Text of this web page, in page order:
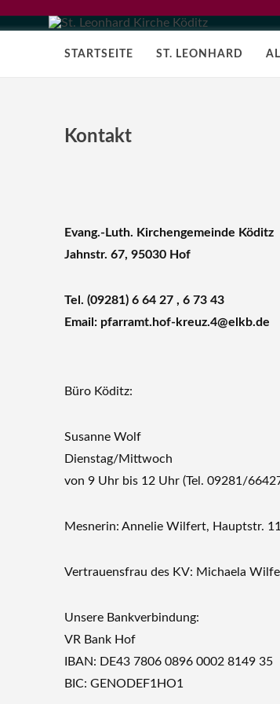
STARTSEITE ST. LEONHARD
Kontakt
Evang.-Luth. Kirchengemeinde Köditz
Jahnstr. 67, 95030 Hof
Tel. (09281) 6 64 27 , 6 73 43
Email: pfarramt.hof-kreuz.4@elkb.de
Büro Köditz:
Susanne Wolf
Dienstag/Mittwoch
von 9 Uhr bis 12 Uhr (Tel. 09281/
Mesnerin: Annelie Wilfert, Hauptstr.
Vertrauensfrau des KV: Michaela
Unsere Bankverbindung:
VR Bank Hof
IBAN: DE43 7806 0896 0002 8149 35
BIC: GENODEF1HO1